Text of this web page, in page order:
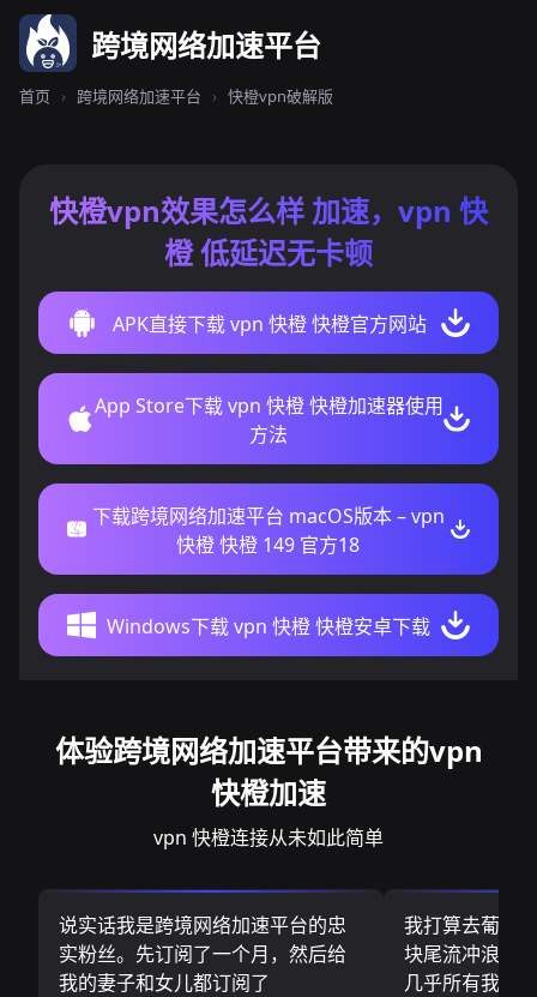
跨境网络加速平台
首页 › 跨境网络加速平台 › 快橙vpn破解版
快橙vpn效果怎么样 加速，vpn 快
橙 低延迟无卡顿
APK直接下载 vpn 快橙 快橙官方网站
App Store下载 vpn 快橙 快橙加速器使用
方法
下载跨境网络加速平台 macOS版本 – vpn
快橙 快橙 149 官方18
Windows下载 vpn 快橙 快橙安卓下载
体验跨境网络加速平台带来的vpn
快橙加速
vpn 快橙连接从未如此简单
说实话我是跨境网络加速平台的忠
实粉丝。先订阅了一个月，然后给
我的妻子和女儿都订阅了
我打算去葡萄
块尾流冲浪板
几乎所有我需